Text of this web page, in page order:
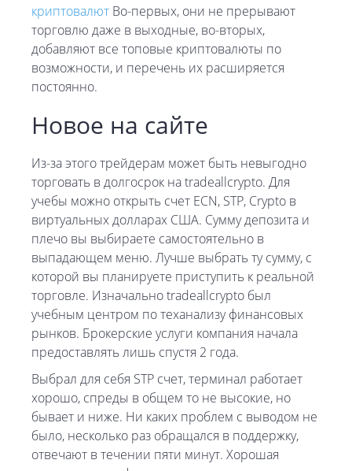
криптовалют Во-первых, они не прерывают
торговлю даже в выходные, во-вторых,
добавляют все топовые криптовалюты по
возможности, и перечень их расширяется
постоянно.
Новое на сайте
Из-за этого трейдерам может быть невыгодно
торговать в долгосрок на tradeallcrypto. Для
учебы можно открыть счет ECN, STP, Crypto в
виртуальных долларах США. Сумму депозита и
плечо вы выбираете самостоятельно в
выпадающем меню. Лучше выбрать ту сумму, с
которой вы планируете приступить к реальной
торговле. Изначально tradeallcrypto был
учебным центром по теханализу финансовых
рынков. Брокерские услуги компания начала
предоставлять лишь спустя 2 года.
Выбрал для себя STP счет, терминал работает
хорошо, спреды в общем то не высокие, но
бывает и ниже. Ни каких проблем с выводом не
было, несколько раз обращался в поддержку,
отвечают в течении пяти минут. Хорошая